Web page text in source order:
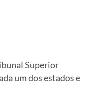
Superior
um dos estados e